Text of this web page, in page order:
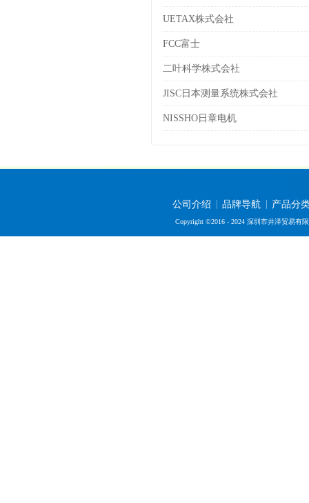
UETAX株式会社
FCC富士
二叶科学株式会社
JISC日本测量系统株式会社
NISSHO日章电机
公司介绍 品牌导航 产品分
Copyright ©2016 - 2024 深圳市井泽贸易有